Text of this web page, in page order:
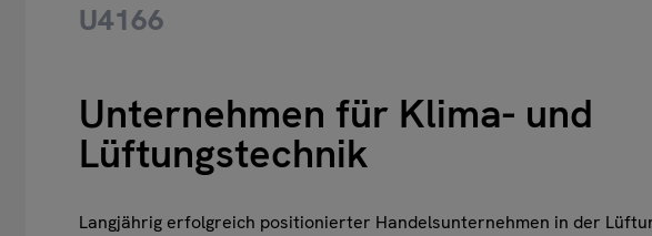
U4166
Unternehmen für Klima- und
Lüftungstechnik
Langjährig erfolgreich positionierter Handelsunternehmen in der